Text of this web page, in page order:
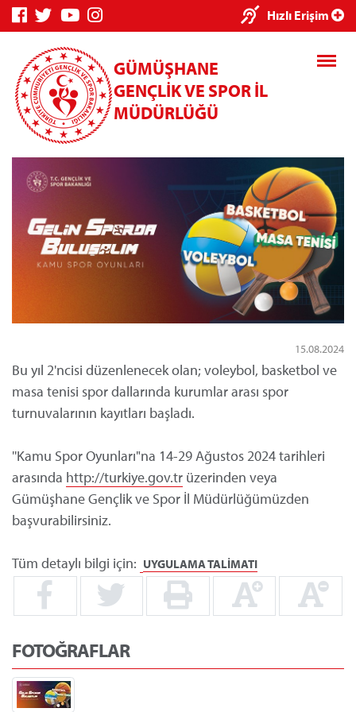
Hızlı Erişim
GÜMÜŞHANE
GENÇLİK VE SPOR İL
MÜDÜRLÜĞÜ
15.08.2024
Bu yıl 2'ncisi düzenlenecek olan; voleybol, basketbol ve
masa tenisi spor dallarında kurumlar arası spor
turnuvalarının kayıtları başladı.
''Kamu Spor Oyunları"na 14-29 Ağustos 2024 tarihleri
arasında http://turkiye.gov.tr üzerinden veya
Gümüşhane Gençlik ve Spor İl Müdürlüğümüzden
başvurabilirsiniz.
Tüm detaylı bilgi için: UYGULAMA TALİMATI
FOTOĞRAFLAR
×
Genç Bilgi
Sistemi
Sistemi
Kredi/Yurt
İşlemleri